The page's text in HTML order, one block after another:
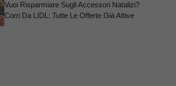
Vuoi Risparmiare Sugli Accessori Natalizi?
Corri Da LIDL: Tutte Le Offerte Già Attive